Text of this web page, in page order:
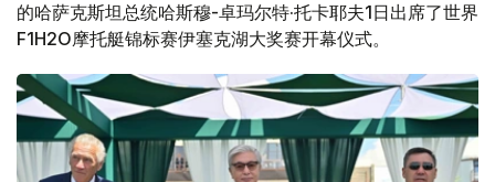
的哈萨克斯坦总统哈斯穆-卓玛尔特·托卡耶夫1日出席了世界
F1H2O摩托艇锦标赛伊塞克湖大奖赛开幕仪式。